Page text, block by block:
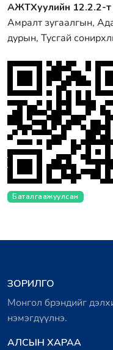
АЖТХуулийн 12.2.2-т
Амралт зугаалгын,
дурын, Тусгай
Баталгаажуулсан
ЗОРИЛГО
Монгол брэндийг
нэмэгдүүлнэ.
АЛСЫН ХАРАА